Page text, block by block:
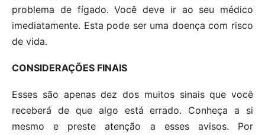
problema de fígado. Você deve ir ao seu médico
imediatamente. Esta pode ser uma doença com risco
de vida.
CONSIDERAÇÕES FINAIS
Esses são apenas dez dos muitos sinais que você
receberá de que algo está errado. Conheça a si
mesmo e preste atenção a esses avisos. Por